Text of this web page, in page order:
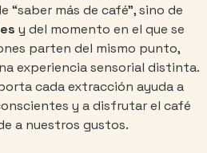
“saber más de café”, sino de
y del momento en el que se
parten del mismo punto,
experiencia sensorial distinta.
cada extracción ayuda a
y a disfrutar el café
a nuestros gustos.